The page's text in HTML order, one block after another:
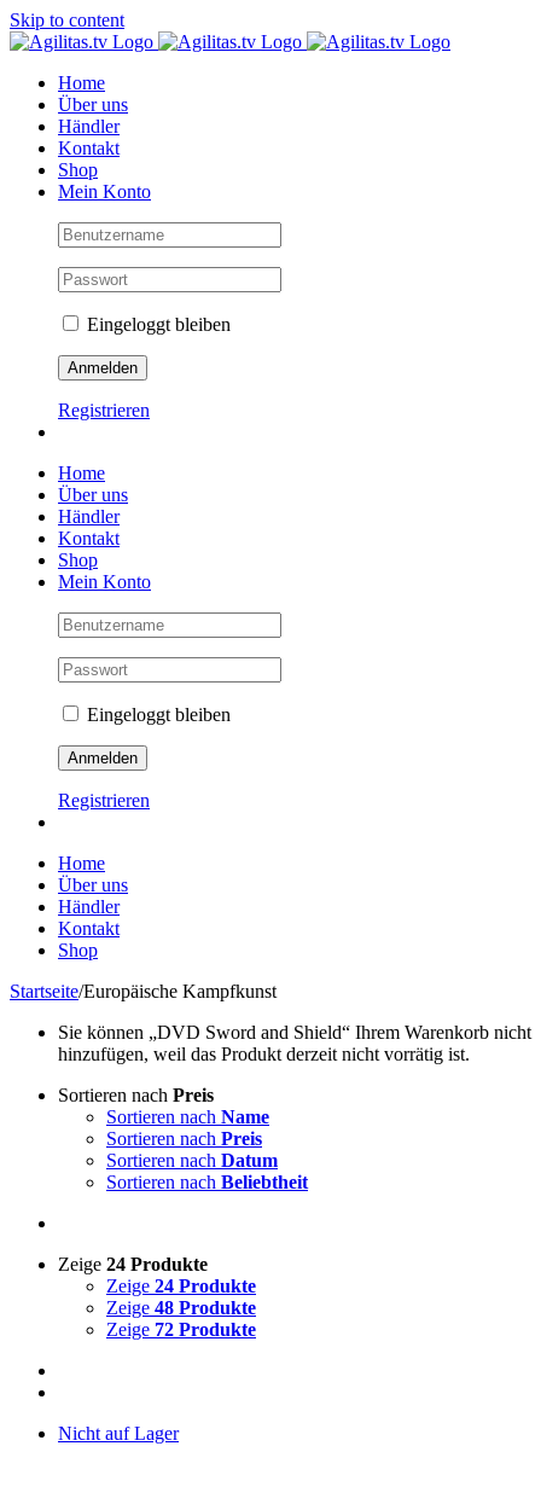
Skip to content
Home
Über uns
Händler
Kontakt
Shop
Mein Konto
Eingeloggt bleiben
Registrieren
Home
Über uns
Händler
Kontakt
Shop
Mein Konto
Eingeloggt bleiben
Registrieren
Home
Über uns
Händler
Kontakt
Shop
Startseite/Europäische Kampfkunst
Sie können „DVD Sword and Shield“ Ihrem Warenkorb nicht
hinzufügen, weil das Produkt derzeit nicht vorrätig ist.
Sortieren nach Preis
Sortieren nach Name
Sortieren nach Preis
Sortieren nach Datum
Sortieren nach Beliebtheit
Zeige 24 Produkte
Zeige 24 Produkte
Zeige 48 Produkte
Zeige 72 Produkte
Nicht auf Lager